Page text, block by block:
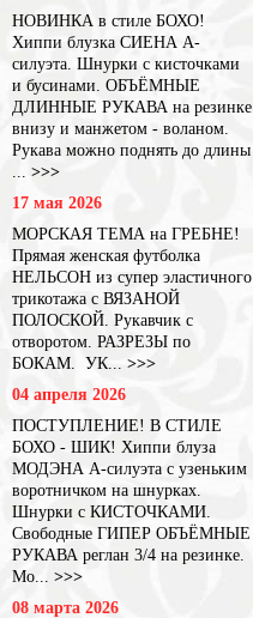
НОВИНКА в стиле БОХО!
Хиппи блузка СИЕНА А-
силуэта. Шнурки с кисточками
и бусинами. ОБЪЁМНЫЕ
ДЛИННЫЕ РУКАВА на резинке
внизу и манжетом - воланом.
Рукава можно поднять до длины
... >>>
17 мая 2026
МОРСКАЯ ТЕМА на ГРЕБНЕ!
Прямая женская футболка
НЕЛЬСОН из супер эластичного
трикотажа с ВЯЗАНОЙ
ПОЛОСКОЙ. Рукавчик с
отворотом. РАЗРЕЗЫ по
БОКАМ. УК... >>>
04 апреля 2026
ПОСТУПЛЕНИЕ! В СТИЛЕ
БОХО - ШИК! Хиппи блуза
МОДЭНА А-силуэта с узеньким
воротничком на шнурках.
Шнурки с КИСТОЧКАМИ.
Свободные ГИПЕР ОБЪЁМНЫЕ
РУКАВА реглан 3/4 на резинке.
Мо... >>>
08 марта 2026